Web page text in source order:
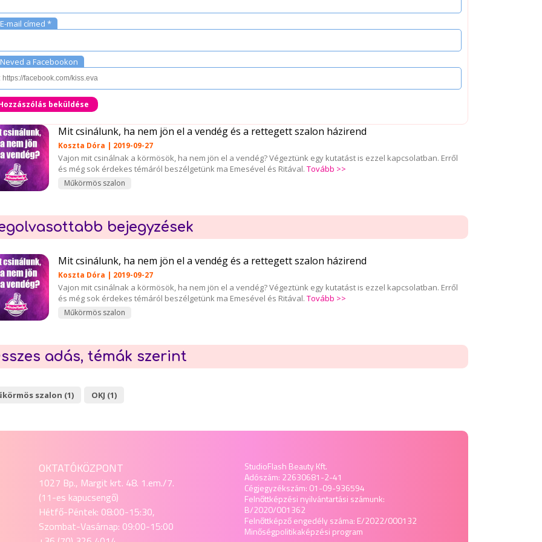
E-mail címed *
Neved a Facebookon
beküldése
Mit csinálunk, ha nem jön el a vendég és a rettegett szalon házirend
Koszta Dóra | 2019-09-27
Vajon mit csinálnak a körmösök, ha nem jön el a vendég? Végeztünk egy kutatást is ezzel kapcsolatban. Erről
és még sok érdekes témáról beszélgetünk ma Emesével és Ritával. Tovább >>
Műkörmös szalon
bejegyzések
Mit csinálunk, ha nem jön el a vendég és a rettegett szalon házirend
Koszta Dóra | 2019-09-27
Vajon mit csinálnak a körmösök, ha nem jön el a vendég? Végeztünk egy kutatást is ezzel kapcsolatban. Erről
és még sok érdekes témáról beszélgetünk ma Emesével és Ritával. Tovább >>
Műkörmös szalon
adás, témák szerint
szalon (1) OKJ (1)
OKTATÓKÖZPONT
1027 Bp., Margit krt. 48. 1.em./7.
(11-es kapucsengő)
Hétfő-Péntek: 08:00-15:30,
Szombat-Vasárnap: 09:00-15:00
StudioFlash Beauty Kft.
Adószám: 22630681-2-41
Cégjegyzékszám: 01-09-936594
Felnőttképzési nyilvántartási számunk:
B/2020/001362
Felnőttképző engedély száma: E/2022/000132
Minőségpolitikaképzési program